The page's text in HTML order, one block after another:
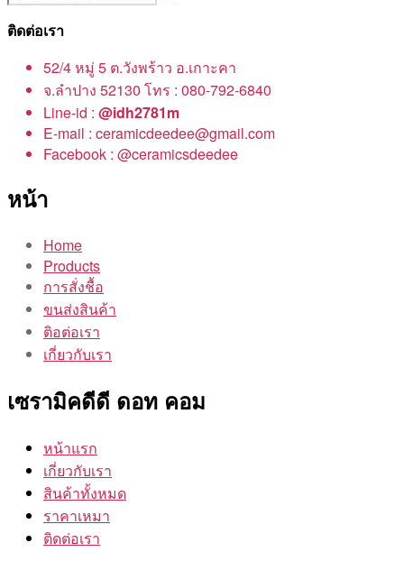
ติดต่อเรา
52/4 หมู่ 5 ต.วังพร้าว อ.เกาะคา
จ.ลำปาง 52130 โทร : 080-792-6840
Line-id : @idh2781m
E-mail : ceramicdeedee@gmail.com
Facebook : @ceramicsdeedee
หน้า
Home
Products
การสั่งชื้อ
ขนส่งสินค้า
ติอต่อเรา
เกี่ยวกับเรา
เซรามิคดีดี ดอท คอม
หน้าแรก
เกี่ยวกับเรา
สินค้าทั้งหมด
ราคาเหมา
ติดต่อเรา